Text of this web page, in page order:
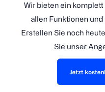
Wir bieten ein
allen Funktionen und
Erstellen Sie noch
Sie unser
Jetzt